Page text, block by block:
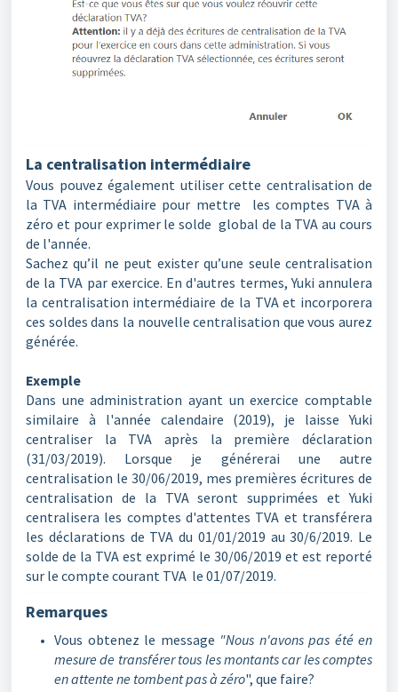
La centralisation intermédiaire
Vous pouvez également utiliser cette centralisation de
la TVA intermédiaire pour mettre les comptes TVA à
zéro et pour exprimer le solde global de la TVA au cours
de l'année.
Sachez qu’il ne peut exister qu’une seule centralisation
de la TVA par exercice. En d'autres termes, Yuki annulera
la centralisation intermédiaire de la TVA et incorporera
ces soldes dans la nouvelle centralisation que vous aurez
générée.
Exemple
Dans une administration ayant un exercice comptable
similaire à l'année calendaire (2019), je laisse Yuki
centraliser la TVA après la première déclaration
(31/03/2019). Lorsque je générerai une autre
centralisation le 30/06/2019, mes premières écritures de
centralisation de la TVA seront supprimées et Yuki
centralisera les comptes d'attentes TVA et transférera
les déclarations de TVA du 01/01/2019 au 30/6/2019. Le
solde de la TVA est exprimé le 30/06/2019 et est reporté
sur le compte courant TVA le 01/07/2019.
Remarques
Vous obtenez le message "Nous n'avons pas été en
mesure de transférer tous les montants car les comptes
en attente ne tombent pas à zéro", que faire?